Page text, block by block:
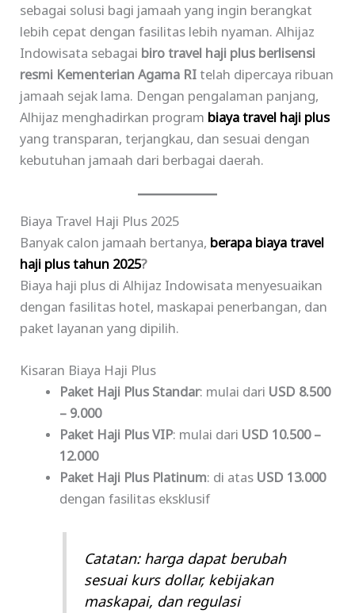
sebagai solusi bagi jamaah yang ingin berangkat
lebih cepat dengan fasilitas lebih nyaman. Alhijaz
Indowisata sebagai biro travel haji plus berlisensi
resmi Kementerian Agama RI telah dipercaya ribuan
jamaah sejak lama. Dengan pengalaman panjang,
Alhijaz menghadirkan program biaya travel haji plus
yang transparan, terjangkau, dan sesuai dengan
kebutuhan jamaah dari berbagai daerah.
Biaya Travel Haji Plus 2025
Banyak calon jamaah bertanya, berapa biaya travel
haji plus tahun 2025?
Biaya haji plus di Alhijaz Indowisata menyesuaikan
dengan fasilitas hotel, maskapai penerbangan, dan
paket layanan yang dipilih.
Kisaran Biaya Haji Plus
Paket Haji Plus Standar: mulai dari USD 8.500
– 9.000
Paket Haji Plus VIP: mulai dari USD 10.500 –
12.000
Paket Haji Plus Platinum: di atas USD 13.000
dengan fasilitas eksklusif
Catatan: harga dapat berubah
sesuai kurs dollar, kebijakan
maskapai, dan regulasi